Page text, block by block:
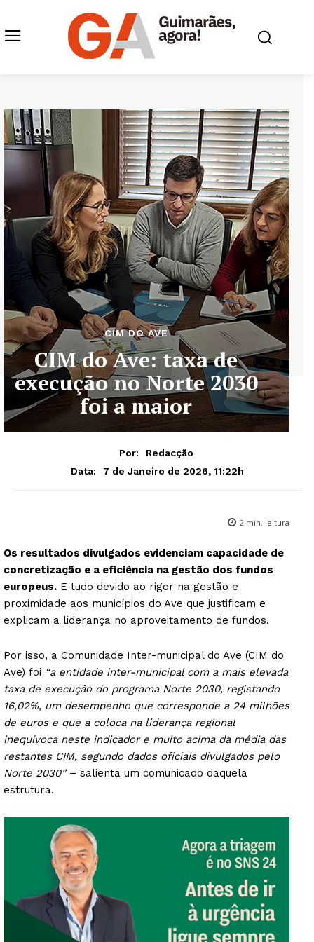
CIM DO AVE
CIM do Ave: taxa de
execução no Norte 2030
foi a maior
Por:
Redacção
Data:
7 de Janeiro de 2026, 11:22h
2 min. leitura
Os resultados divulgados evidenciam capacidade de
concretização e a eficiência na gestão dos fundos
europeus. E tudo devido ao rigor na gestão e
proximidade aos municípios do Ave que justificam e
explicam a liderança no aproveitamento de fundos.
Por isso, a Comunidade Inter-municipal do Ave (CIM do
Ave) foi “a entidade inter-municipal com a mais elevada
taxa de execução do programa Norte 2030, registando
16,02%, um desempenho que corresponde a 24 milhões
de euros e que a coloca na liderança regional
inequívoca neste indicador e muito acima da média das
restantes CIM, segundo dados oficiais divulgados pelo
Norte 2030”– salienta um comunicado daquela
estrutura.